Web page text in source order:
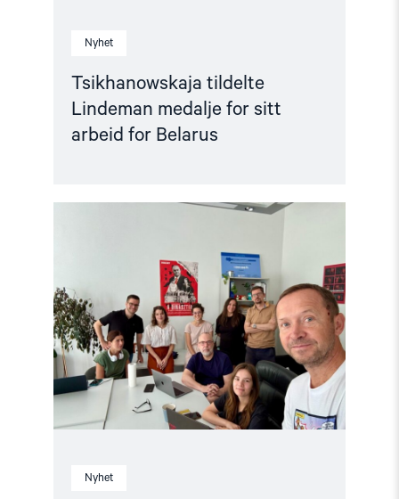
Nyhet
Tsikhanowskaja tildelte
Lindeman medalje for sitt
arbeid for Belarus
Nyhet
Read
Media
Awards
journalister
fra
Ukraina,
Georgia,
Ungarn,
Russland,
Belarus
og
Aserbajdsjan"